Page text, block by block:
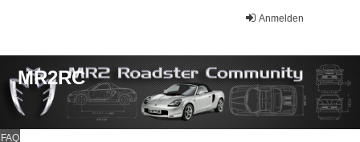
Anmelden
MR2RC
FAQ